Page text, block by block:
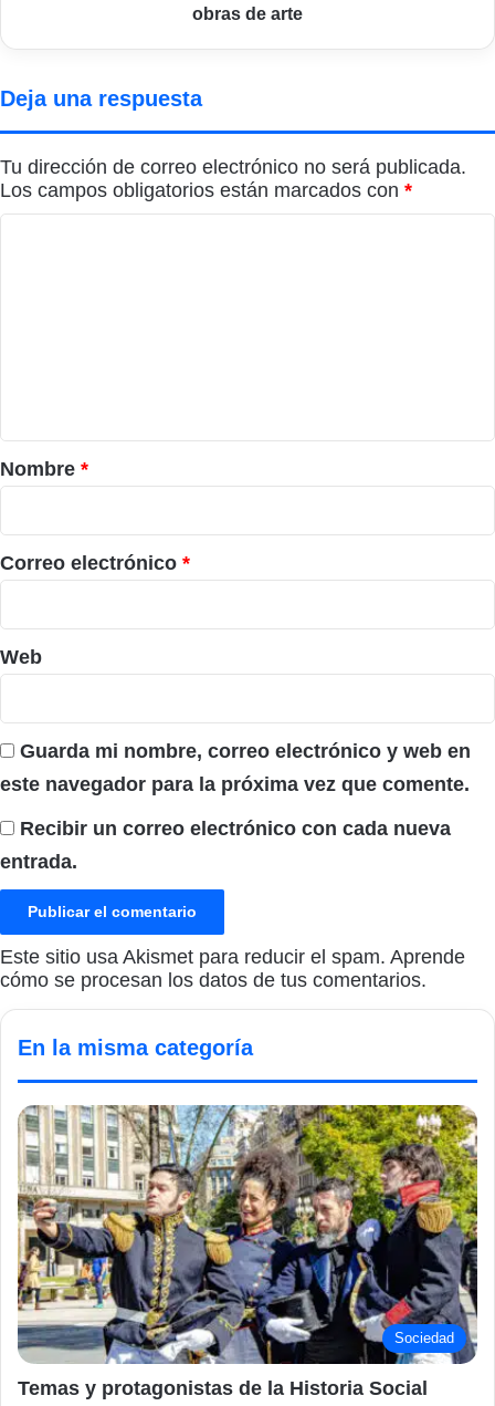
obras de arte
Deja una respuesta
Tu dirección de correo electrónico no será publicada.
Los campos obligatorios están marcados con *
r
i
o
*
Nombre *
Correo electrónico *
Web
Guarda mi nombre, correo electrónico y web en
este navegador para la próxima vez que comente.
Recibir un correo electrónico con cada nueva
entrada.
Este sitio usa Akismet para reducir el spam. Aprende
cómo se procesan los datos de tus comentarios.
En la misma categoría
Sociedad
Temas y protagonistas de la Historia Social